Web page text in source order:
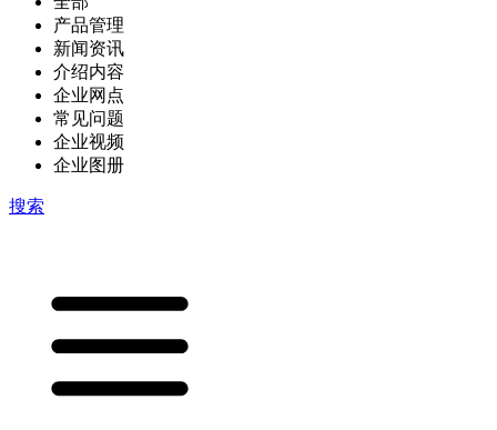
产品管理
新闻资讯
介绍内容
企业网点
常见问题
企业视频
企业图册
搜索